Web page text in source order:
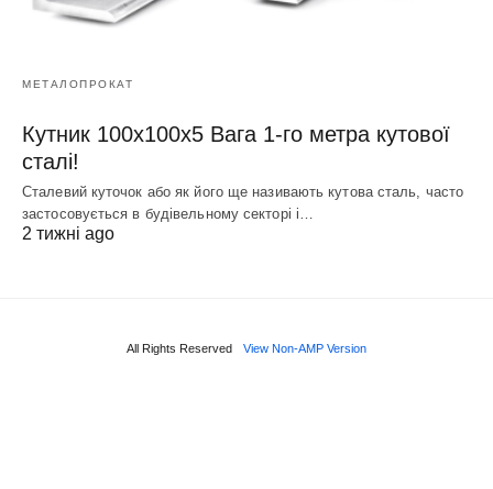
МЕТАЛОПРОКАТ
Кутник 100х100х5 Вага 1-го метра кутової
сталі!
Сталевий куточок або як його ще називають кутова сталь, часто
застосовується в будівельному секторі і…
2 тижні ago
All Rights Reserved View Non-AMP Version